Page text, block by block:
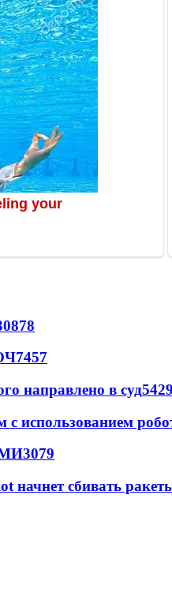
7457
направлено в суд5429
использованием
3079
начнет сбивать